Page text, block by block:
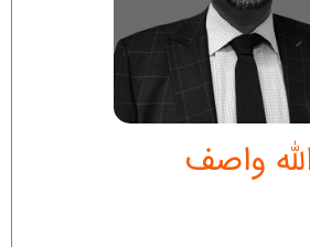
واصف